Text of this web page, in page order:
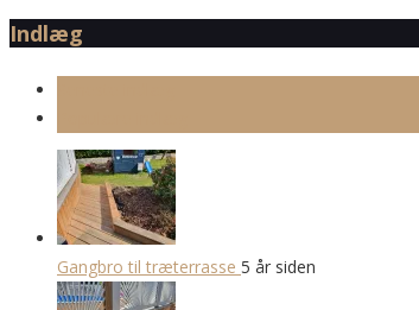
Indlæg
Gangbro til træterrasse 5 år siden